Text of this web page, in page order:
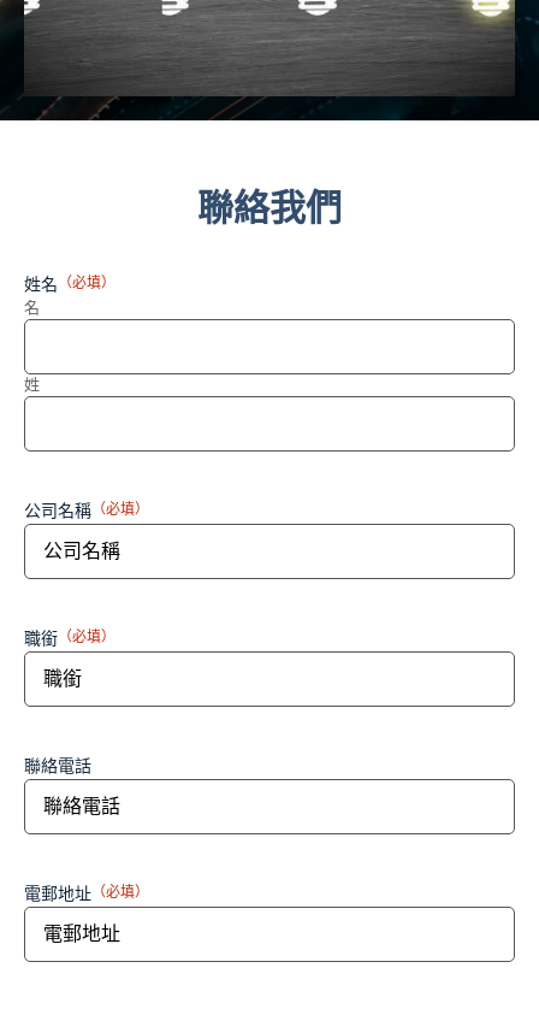
聯絡我們
姓名 （必填）
名
姓
公司名稱 （必填）
職銜 （必填）
聯絡電話
電郵地址 （必填）